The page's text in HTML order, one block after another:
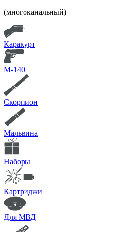
(многоканальный)
Каракурт
М-140
Скорпион
Мальвина
Наборы
Картриджи
Для МВД